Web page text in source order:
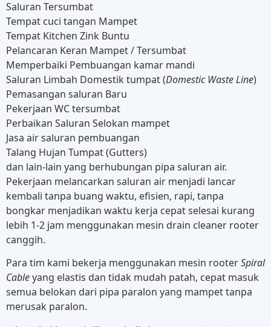
Saluran Tersumbat
Tempat cuci tangan Mampet
Tempat Kitchen Zink Buntu
Pelancaran Keran Mampet / Tersumbat
Memperbaiki Pembuangan kamar mandi
Saluran Limbah Domestik tumpat (Domestic Waste Line)
Pemasangan saluran Baru
Pekerjaan WC tersumbat
Perbaikan Saluran Selokan mampet
Jasa air saluran pembuangan
Talang Hujan Tumpat (Gutters)
dan lain-lain yang berhubungan pipa saluran air.
Pekerjaan melancarkan saluran air menjadi lancar
kembali tanpa buang waktu, efisien, rapi, tanpa
bongkar menjadikan waktu kerja cepat selesai kurang
lebih 1-2 jam menggunakan mesin drain cleaner rooter
canggih.
Para tim kami bekerja menggunakan mesin rooterSpiral
Cableyang elastis dan tidak mudah patah, cepat masuk
semua belokan dari pipa paralon yang mampet tanpa
merusak paralon.